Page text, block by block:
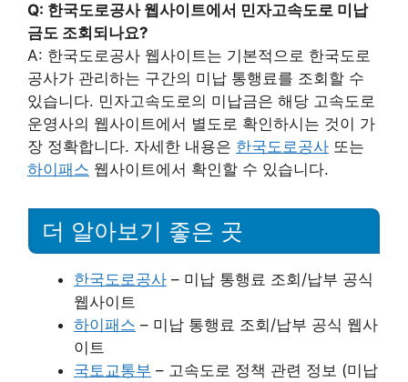
Q: 한국도로공사 웹사이트에서 민자고속도로 미납
금도 조회되나요?
A: 한국도로공사 웹사이트는 기본적으로 한국도로
공사가 관리하는 구간의 미납 통행료를 조회할 수
있습니다. 민자고속도로의 미납금은 해당 고속도로
운영사의 웹사이트에서 별도로 확인하시는 것이 가
장 정확합니다. 자세한 내용은 한국도로공사 또는
하이패스 웹사이트에서 확인할 수 있습니다.
더 알아보기 좋은 곳
한국도로공사 – 미납 통행료 조회/납부 공식
웹사이트
하이패스 – 미납 통행료 조회/납부 공식 웹사
이트
국토교통부 – 고속도로 정책 관련 정보 (미납